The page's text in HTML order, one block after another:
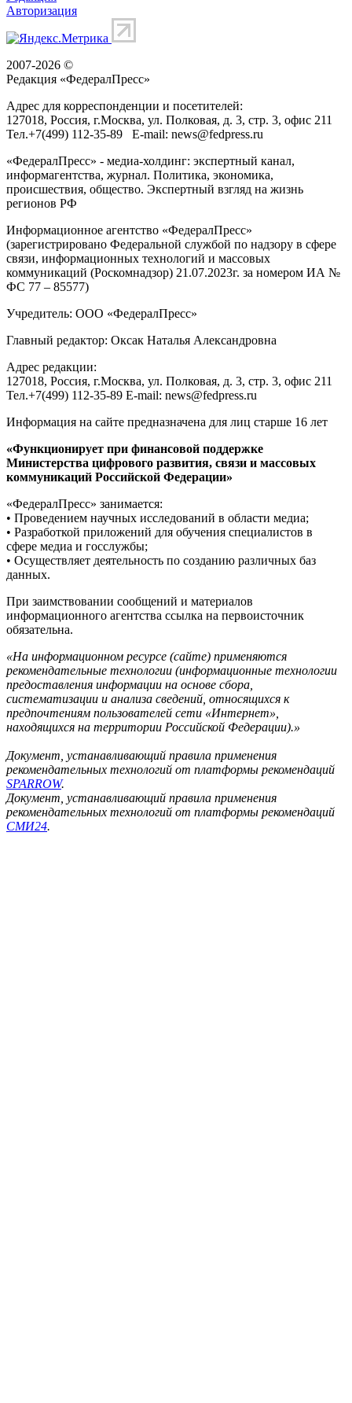
Авторизация
2007-2026 ©
Редакция «ФедералПресс»
Адрес для корреспонденции и посетителей:
127018, Россия, г.Москва, ул. Полковая, д. 3, стр. 3, офис 211
Тел.+7(499) 112-35-89 E-mail: news@fedpress.ru
«ФедералПресс» - медиа-холдинг: экспертный канал,
информагентства, журнал. Политика, экономика,
происшествия, общество. Экспертный взгляд на жизнь
регионов РФ
Информационное агентство «ФедералПресс»
(зарегистрировано Федеральной службой по надзору в сфере
связи, информационных технологий и массовых
коммуникаций (Роскомнадзор) 21.07.2023г. за номером ИА №
ФС 77 – 85577)
Учредитель: ООО «ФедералПресс»
Главный редактор: Оксак Наталья Александровна
Адрес редакции:
127018, Россия, г.Москва, ул. Полковая, д. 3, стр. 3, офис 211
Тел.+7(499) 112-35-89 E-mail: news@fedpress.ru
Информация на сайте предназначена для лиц старше 16 лет
«Функционирует при финансовой поддержке
Министерства цифрового развития, связи и массовых
коммуникаций Российской Федерации»
«ФедералПресс» занимается:
• Проведением научных исследований в области медиа;
• Разработкой приложений для обучения специалистов в
сфере медиа и госслужбы;
• Осуществляет деятельность по созданию различных баз
данных.
При заимствовании сообщений и материалов
информационного агентства ссылка на первоисточник
обязательна.
«На информационном ресурсе (сайте) применяются
рекомендательные технологии (информационные технологии
предоставления информации на основе сбора,
систематизации и анализа сведений, относящихся к
предпочтениям пользователей сети «Интернет»,
находящихся на территории Российской Федерации).»
Документ, устанавливающий правила применения
рекомендательных технологий от платформы рекомендаций
SPARROW.
Документ, устанавливающий правила применения
рекомендательных технологий от платформы рекомендаций
СМИ24.